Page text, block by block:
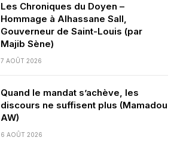
Les Chroniques du Doyen –
Hommage à Alhassane Sall,
Gouverneur de Saint-Louis (par
Majib Sène)
7 AOÛT 2026
Quand le mandat s’achève, les
discours ne suffisent plus (Mamadou
AW)
6 AOÛT 2026